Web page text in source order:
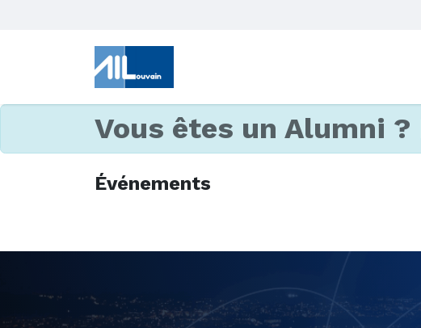
Vous êtes un Alumni ?
Événements